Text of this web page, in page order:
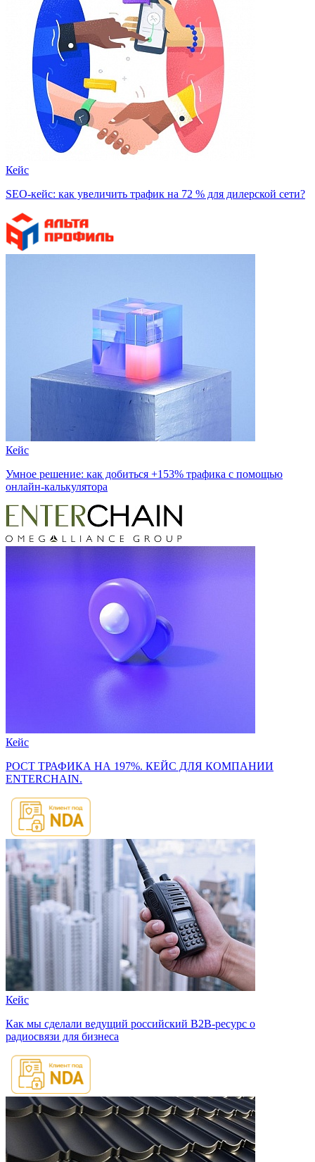
Кейс
SEO-кейс: как увеличить трафик на 72 % для дилерской сети?
Кейс
Умное решение: как добиться +153% трафика с помощью
онлайн-калькулятора
Кейс
РОСТ ТРАФИКА НА 197%. КЕЙС ДЛЯ КОМПАНИИ
ENTERCHAIN.
Кейс
Как мы сделали ведущий российский B2B-ресурс о
радиосвязи для бизнеса